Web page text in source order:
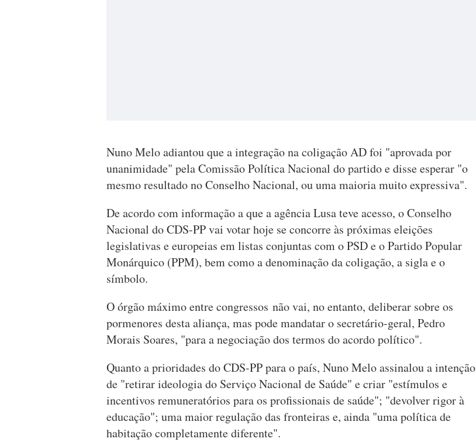
Nuno Melo adiantou que a integração na coligação AD foi "aprovada por
unanimidade" pela Comissão Política Nacional do partido e disse esperar "o
mesmo resultado no Conselho Nacional, ou uma maioria muito expressiva".
De acordo com informação a que a agência Lusa teve acesso, o Conselho
Nacional do CDS-PP vai votar hoje se concorre às próximas eleições
legislativas e europeias em listas conjuntas com o PSD e o Partido Popular
Monárquico (PPM), bem como a denominação da coligação, a sigla e o
símbolo.
O órgão máximo entre congressos não vai, no entanto, deliberar sobre os
pormenores desta aliança, mas pode mandatar o secretário-geral, Pedro
Morais Soares, "para a negociação dos termos do acordo político".
Quanto a prioridades do CDS-PP para o país, Nuno Melo assinalou a intenção
de "retirar ideologia do Serviço Nacional de Saúde" e criar "estímulos e
incentivos remuneratórios para os profissionais de saúde"; "devolver rigor à
educação"; uma maior regulação das fronteiras e, ainda "uma política de
habitação completamente diferente".